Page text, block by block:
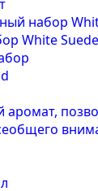
White
аромат,